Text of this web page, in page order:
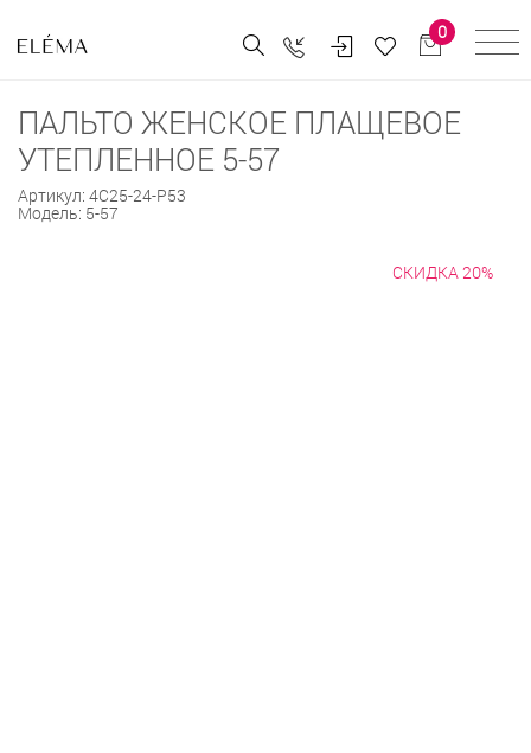
0
ПАЛЬТО ЖЕНСКОЕ ПЛАЩЕВОЕ
УТЕПЛЕННОЕ 5-57
Артикул: 4С25-24-Р53
Модель: 5-57
СКИДКА 20%